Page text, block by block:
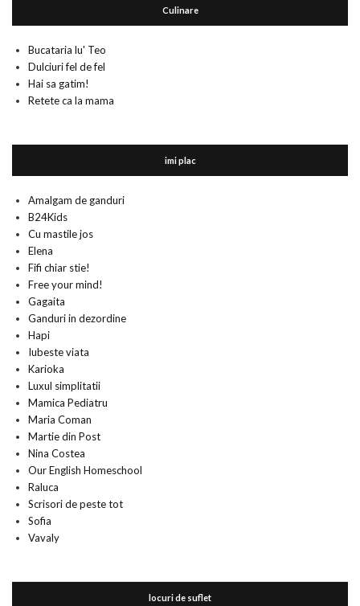
Culinare
Bucataria lu' Teo
Dulciuri fel de fel
Hai sa gatim!
Retete ca la mama
imi plac
Amalgam de ganduri
B24Kids
Cu mastile jos
Elena
Fifi chiar stie!
Free your mind!
Gagaita
Ganduri in dezordine
Hapi
Iubeste viata
Karioka
Luxul simplitatii
Mamica Pediatru
Maria Coman
Martie din Post
Nina Costea
Our English Homeschool
Raluca
Scrisori de peste tot
Sofia
Vavaly
locuri de suflet